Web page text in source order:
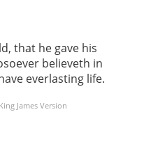
that he gave his
believeth in
everlasting life.
James Version